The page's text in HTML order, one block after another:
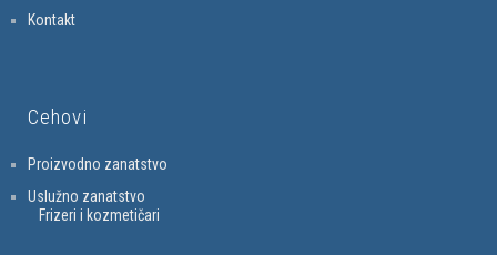
Kontakt
Cehovi
Proizvodno zanatstvo
Uslužno zanatstvo
Frizeri i kozmetičari